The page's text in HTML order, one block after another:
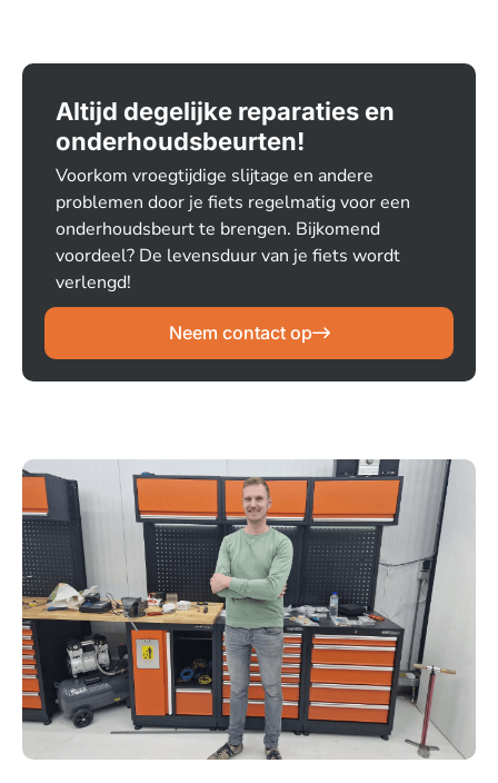
Altijd degelijke reparaties en
onderhoudsbeurten!
Voorkom vroegtijdige slijtage en andere
problemen door je fiets regelmatig voor een
onderhoudsbeurt te brengen. Bijkomend
voordeel? De levensduur van je fiets wordt
verlengd!
Neem contact op